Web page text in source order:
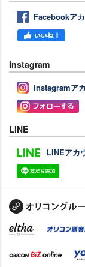
Facebookア
Instagram
Instagramア
LINE
LINEアカ